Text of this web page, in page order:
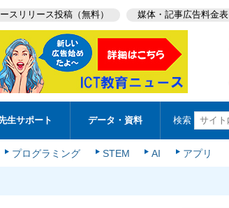
スリリース投稿（無料） 媒体・記事広告料金表
生サポート データ・資料 検索
プログラミング STEM AI アプリ